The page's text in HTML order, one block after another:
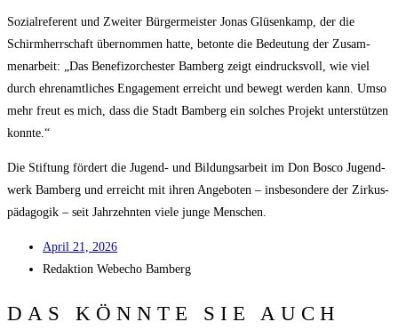
Sozi­al­re­fe­rent und Zwei­ter Bür­ger­meis­ter Jonas Glüsen­kamp, der die
Schirm­herr­schaft über­nom­men hat­te, beton­te die Bedeu­tung der Zusam­
men­ar­beit: „Das Bene­fiz­or­ches­ter Bam­berg zeigt ein­drucks­voll, wie viel
durch ehren­amt­li­ches Enga­ge­ment erreicht und bewegt wer­den kann. Umso
mehr freut es mich, dass die Stadt Bam­berg ein sol­ches Pro­jekt unter­stüt­zen
konnte.“
Die Stif­tung för­dert die Jugend- und Bil­dungs­ar­beit im Don Bosco Jugend­
werk Bam­berg und erreicht mit ihren Ange­bo­ten – ins­be­son­de­re der Zir­kus­
päd­ago­gik – seit Jahr­zehn­ten vie­le jun­ge Menschen.
April 21, 2026
Redak­ti­on Web­echo Bamberg
DAS KÖNNTE SIE AUCH